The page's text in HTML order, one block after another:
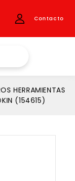
Contacto
HERRAMIENTAS
(154615)